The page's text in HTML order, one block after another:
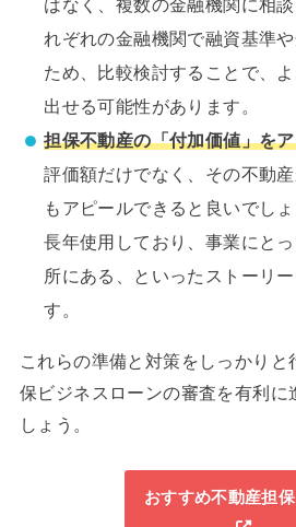
はなく、複数の金融機関に相
れぞれの金融機関で融資基準
ため、比較検討することで、
出せる可能性があります。
担保不動産の「付加価値」を
評価額だけでなく、その不動産
もアピールできると良いでし
長年使用しており、事業にと
所にある、といったストーリ
す。
これらの準備と対策をしっかりと
保ビジネスローンの審査を有利に
しょう。
おすすめ不動産担